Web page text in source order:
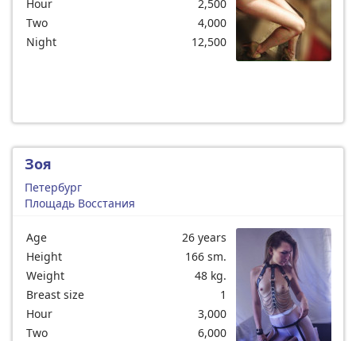
Hour
2,500
Two
4,000
Night
12,500
Зоя
Петербург
Площадь Восстания
Age
26 years
Height
166 sm.
Weight
48 kg.
Breast size
1
Hour
3,000
Two
6,000